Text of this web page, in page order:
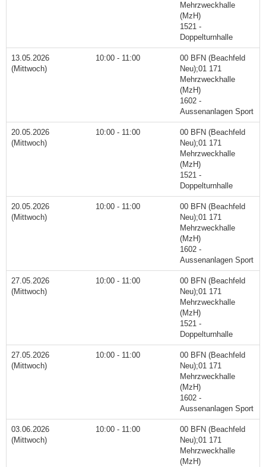
Mehrzweckhalle
(MzH)
1521 -
Doppelturnhalle
13.05.2026
(Mittwoch)
10:00 - 11:00
00 BFN (Beachfeld
Neu);01 171
Mehrzweckhalle
(MzH)
1602 -
Aussenanlagen Sport
20.05.2026
(Mittwoch)
10:00 - 11:00
00 BFN (Beachfeld
Neu);01 171
Mehrzweckhalle
(MzH)
1521 -
Doppelturnhalle
20.05.2026
(Mittwoch)
10:00 - 11:00
00 BFN (Beachfeld
Neu);01 171
Mehrzweckhalle
(MzH)
1602 -
Aussenanlagen Sport
27.05.2026
(Mittwoch)
10:00 - 11:00
00 BFN (Beachfeld
Neu);01 171
Mehrzweckhalle
(MzH)
1521 -
Doppelturnhalle
27.05.2026
(Mittwoch)
10:00 - 11:00
00 BFN (Beachfeld
Neu);01 171
Mehrzweckhalle
(MzH)
1602 -
Aussenanlagen Sport
03.06.2026
(Mittwoch)
10:00 - 11:00
00 BFN (Beachfeld
Neu);01 171
Mehrzweckhalle
(MzH)